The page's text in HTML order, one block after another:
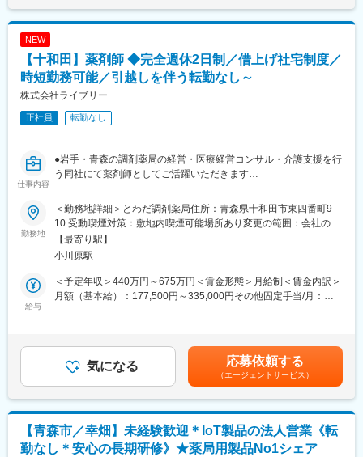
ィーな対応が求められます。
上場企業ならではの厳格な管理体制のもとで、企業の「血液」と
も言える資金の流れを冷静に取り扱い、会社の成長を支えるやり
■当社について：
「付加価値の高いサービスの提供」を企業の強みとしておりま
す。まず、信頼される商品供給能力についてですが、各事業所に
特殊倉庫（温度管理できる危険物倉庫）を含めた倉庫を保有し、
お客様からの緊急なご注文にも迅速に対応できる安定的な供給体
入先と強固なパートナーシップを結び、情報を共有化すること
で、お客様が必要としている商品情報をタイムリーに提供できる
ては、コスト面や短納期での供給に関してはもちろん、お客様が
お困りの問題に対する解決策をご提示するなど、お客様目線での
「提案型営業」を展開しております。
変更の範囲：会社の定める業務
す。
NEW
【十和田】薬剤師 ◆完全週休2日制／借上げ社宅制度／
時短勤務可能／引越しを伴う転勤なし～
株式会社ライブリー
正社員 転勤なし
仕事内容
●岩手・青森の調剤薬局の経営・医療経営コンサル・介護支援を行
う同社にて薬剤師としてご活躍いただきます
■業務詳細：
処方箋に基づく調剤をお願い致します。患者様との会話を通し
て、症状やアレルギー、他医療機関での投薬などを確認しながら
対応していきます。また、服薬指導を通して、患者様の健康生活
全般のご相談にも載っていただくなど、地域医療の担い手として
ご活躍いただけます。
■資格取得支援：
地域の「健康コンサルタント」を育てるべく、定期的な勉強会・
■同社の特徴：
在宅医療にも力を入れており、現在24店舗ですでに導入が進んで
勤務地
＜勤務地詳細＞とわだ調剤薬局住所：青森県十和田市東四番町9-
10 受動喫煙対策：敷地内喫煙可能場所あり変更の範囲：会社の定
める事業所
【最寄り駅】
小川原駅
給与
＜予定年収＞440万円～675万円＜賃金形態＞月給制＜賃金内訳＞
月額（基本給）：177,500円～335,000円その他固定手当/月：
残業手当＞有＜給与補足＞■昇給：年1回（6月）■賞与：年2回（6
月、12月）■職務手当：60,000円賃金はあくまでも目安の金額で
あり、選考を通じて上下する可能性があります。月給(月額)は固定
手当を含めた表記です。
気になる 応募依頼する
（エージェントサービス）
【青森市／幸畑】未経験歓迎＊IoT製品の法人営業《転
勤なし＊安心の長期研修》★薬局用製品No1シェア